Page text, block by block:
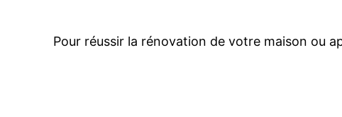
Pour réussir la rénovation de votre maison ou